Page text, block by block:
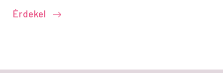
Érdekel